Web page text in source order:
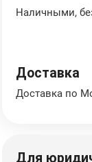
Наличными,
Доставка
Доставка по
Для